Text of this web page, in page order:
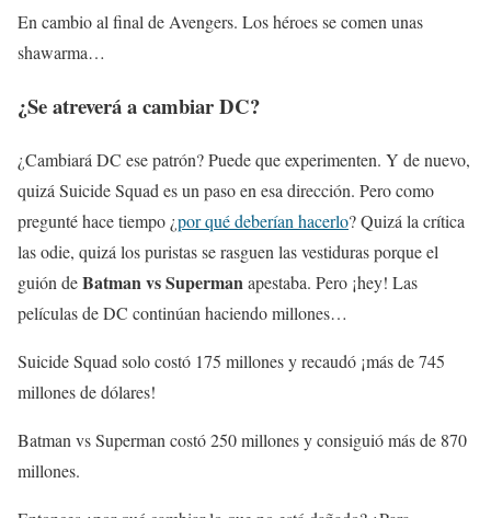
En cambio al final de Avengers. Los héroes se comen unas
shawarma…
¿Se atreverá a cambiar DC?
¿Cambiará DC ese patrón? Puede que experimenten. Y de nuevo,
quizá Suicide Squad es un paso en esa dirección. Pero como
pregunté hace tiempo ¿por qué deberían hacerlo? Quizá la crítica
las odie, quizá los puristas se rasguen las vestiduras porque el
guión deBatman vs Supermanapestaba. Pero ¡hey! Las
películas de DC continúan haciendo millones…
Suicide Squad solo costó 175 millones y recaudó ¡más de 745
millones de dólares!
Batman vs Superman costó 250 millones y consiguió más de 870
millones.